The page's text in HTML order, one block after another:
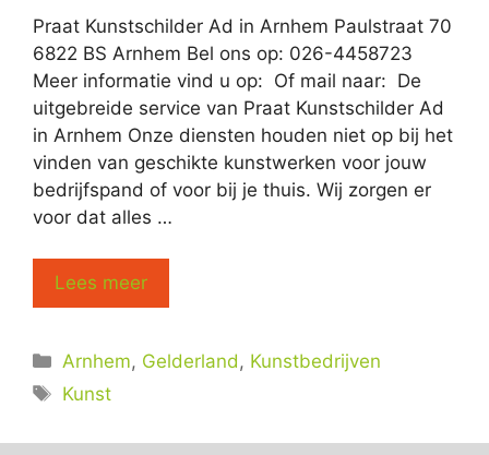
Praat Kunstschilder Ad in Arnhem Paulstraat 70
6822 BS Arnhem Bel ons op: 026-4458723
Meer informatie vind u op: Of mail naar: De
uitgebreide service van Praat Kunstschilder Ad
in Arnhem Onze diensten houden niet op bij het
vinden van geschikte kunstwerken voor jouw
bedrijfspand of voor bij je thuis. Wij zorgen er
voor dat alles …
Lees meer
Categorieën
Arnhem, Gelderland, Kunstbedrijven
Tags
Kunst